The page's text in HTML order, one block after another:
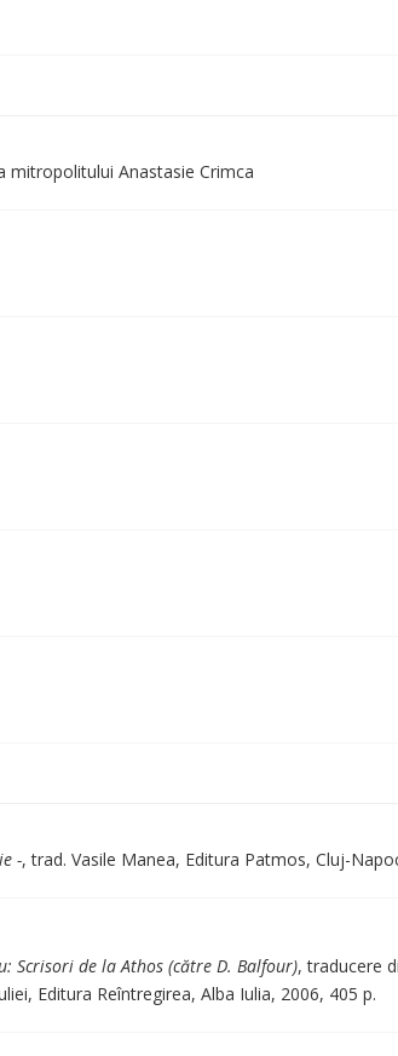
mitropolitului Anastasie Crimca
-, trad. Vasile Manea, Editura Patmos, Cluj-
Scrisori de la Athos (către D. Balfour), traducere
Editura Reîntregirea, Alba Iulia, 2006, 405 p.